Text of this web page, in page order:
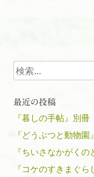
検索
最近の投稿
『暮しの手帖』別冊
『どうぶつと動物園』
『ちいさなかがく
『コケのすきまぐ